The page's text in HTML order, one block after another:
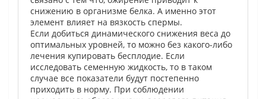
снижению в организме белка. А именно этот
элемент влияет на вязкость спермы.
Если добиться динамического снижения веса до
оптимальных уровней, то можно без какого-либо
лечения купировать бесплодие. Если
исследовать семенную жидкость, то в таком
случае все показатели будут постепенно
приходить в норму. При соблюдении